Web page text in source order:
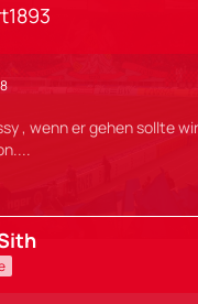
, wenn er gehen sollte